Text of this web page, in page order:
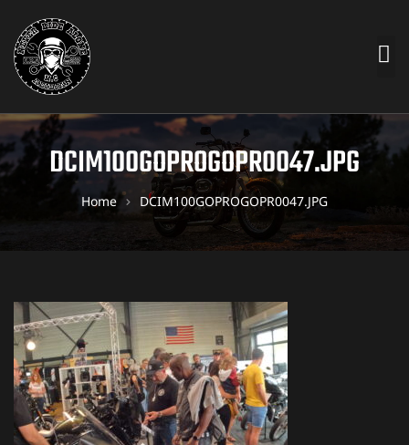
DCIM100GOPROGOPR0047.JPG
Home DCIM100GOPROGOPR0047.JPG